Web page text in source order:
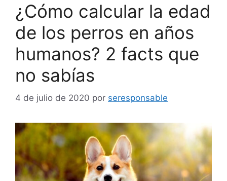
¿Cómo calcular la edad
de los perros en años
humanos? 2 facts que
no sabías
4 de julio de 2020 por seresponsable